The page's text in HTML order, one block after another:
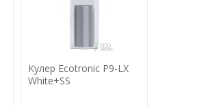
Кулер Ecotronic P9-LX
White+SS